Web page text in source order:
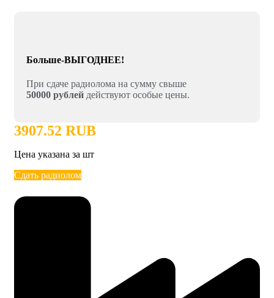
Больше-ВЫГОДНЕЕ!
При сдаче радиолома на сумму свыше
50000 рублей действуют особые цены.
3907.52 RUB
Цена указана за шт
Сдать радиолом